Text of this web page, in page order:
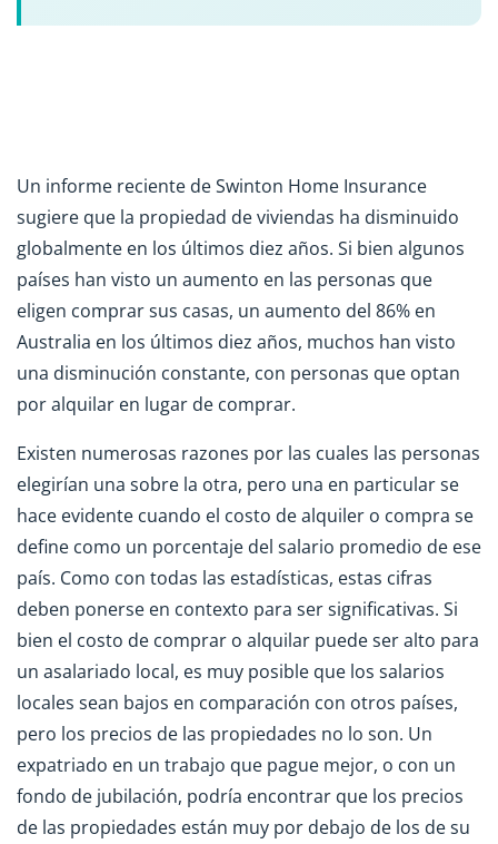
Un informe reciente de Swinton Home Insurance
sugiere que la propiedad de viviendas ha disminuido
globalmente en los últimos diez años. Si bien algunos
países han visto un aumento en las personas que
eligen comprar sus casas, un aumento del 86% en
Australia en los últimos diez años, muchos han visto
una disminución constante, con personas que optan
por alquilar en lugar de comprar.
Existen numerosas razones por las cuales las personas
elegirían una sobre la otra, pero una en particular se
hace evidente cuando el costo de alquiler o compra se
define como un porcentaje del salario promedio de ese
país. Como con todas las estadísticas, estas cifras
deben ponerse en contexto para ser significativas. Si
bien el costo de comprar o alquilar puede ser alto para
un asalariado local, es muy posible que los salarios
locales sean bajos en comparación con otros países,
pero los precios de las propiedades no lo son. Un
expatriado en un trabajo que pague mejor, o con un
fondo de jubilación, podría encontrar que los precios
de las propiedades están muy por debajo de los de su